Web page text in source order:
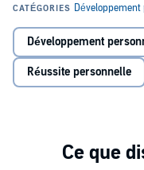
canaliser votre énergie.
Vous pourrez ensuite
pratique cette équation, et
©2019 / 2020 Titre original
Literistic, Inc., New-York,
Éditions First, un
Développement
Réussite personnelle